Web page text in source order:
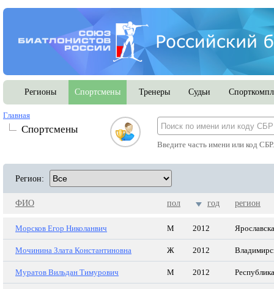
Регионы Спортсмены Тренеры Судьи
Главная
Спортсмены
Введите часть имени или код
Регион:
ФИО пол год регион
Морсков Егор Николанвич М 2012
Мочинина Злата Константиновна Ж 2012
Муратов Вильдан Тимурович М 2012